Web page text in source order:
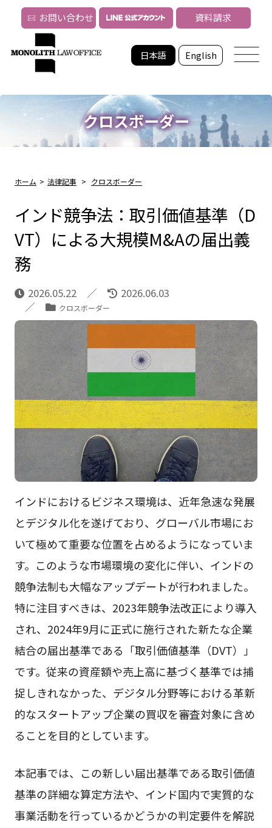
日本語 English
お問い合わせ 資料請求
クロスボーダー
ホーム > 法律記事 > クロスボーダー
インド競争法：取引価値基準（D
VT）による大規模M&Aの届出義
務
2026.05.22 2026.06.03
クロスボーダー
インドにおけるビジネス環境は、近年急速な発展
とデジタル化を遂げており、グローバル市場にお
いて極めて重要な位置を占めるようになっていま
す。このような市場環境の変化に伴い、インドの
競争法制も大幅なアップデートが行われました。
特に注目すべきは、2023年競争法改正により導入
され、2024年9月に正式に施行された新たな企業
結合の届出基準である「取引価値基準（DVT）」
です。従来の資産額や売上高に基づく基準では捕
捉しきれなかった、デジタル分野等における革新
的なスタートアップ企業の買収を審査対象に含め
ることを目的としています。
本記事では、この新しい届出基準である取引価値
基準の詳細な算定方法や、インド国内で実質的な
事業活動を行っているかどうかの判定要件を解説